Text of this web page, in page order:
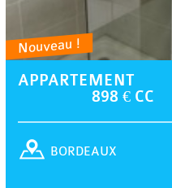
Nouveau !
APPARTEMENT
898 € CC
BORDEAUX